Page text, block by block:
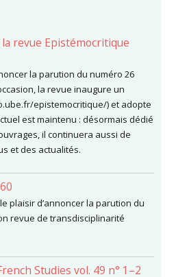
revue Epistémocritique
la parution du numéro 26
la revue inaugure un
epistemocritique/) et adopte
est maintenu : désormais dédié
il continuera aussi de
et des actualités.
plaisir d’annoncer la parution du
revue de transdisciplinarité
Studies vol. 49 n° 1–2